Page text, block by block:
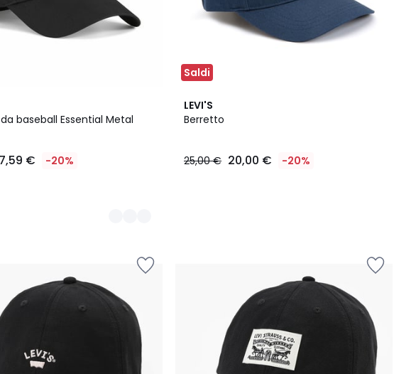
baseball Essential Metal
€ -20%
Saldi
LEVI'S
Berretto
25,00 € 20,00 € -20%